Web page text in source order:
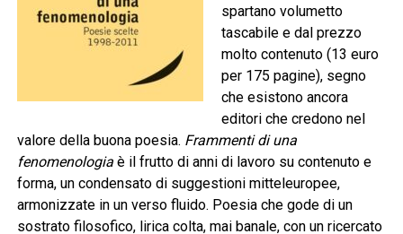
spartano volumetto
tascabile e dal prezzo
molto contenuto (13 euro
per 175 pagine), segno
che esistono ancora
editori che credono nel
valore della buona poesia. Frammenti di una
fenomenologiaè il frutto di anni di lavoro su contenuto e
forma, un condensato di suggestioni mitteleuropee,
armonizzate in un verso fluido. Poesia che gode di un
sostrato filosofico, lirica colta, mai banale, con un ricercato